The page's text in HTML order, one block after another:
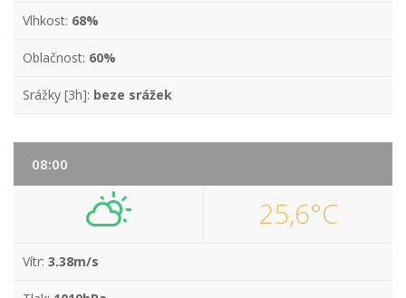
Vlhkost: 68%
Oblačnost: 60%
Srážky [3h]: beze srážek
08:00
25,6°C
Vítr: 3.38m/s